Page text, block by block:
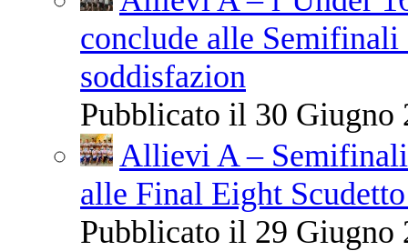
conclude alle
soddisfazion
Pubblicato il 30 Giugno
Allievi A –
alle Final Eight
Pubblicato il 29 Giugno